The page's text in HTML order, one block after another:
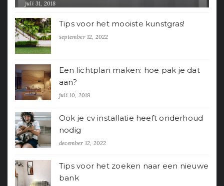
juli 31, 2018
Tips voor het mooiste kunstgras!
september 12, 2022
Een lichtplan maken: hoe pak je dat
aan?
juli 10, 2018
Ook je cv installatie heeft onderhoud
nodig
december 12, 2022
Tips voor het zoeken naar een nieuwe
bank